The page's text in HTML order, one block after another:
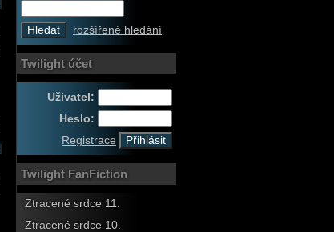
rozšířené hledání
Twilight účet
Uživatel:
Heslo:
Registrace
Twilight FanFiction
Ztracené srdce 11.
Ztracené srdce 10.